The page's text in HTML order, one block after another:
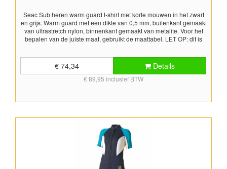
Seac Sub heren warm guard t-shirt met korte mouwen in het zwart
en grijs. Warm guard met een dikte van 0,5 mm, buitenkant gemaakt
van ultrastretch nylon, binnenkant gemaakt van metalite. Voor het
bepalen van de juiste maat, gebruikt de maattabel. LET OP: dit is
€ 74,34 Details
€ 89,95 inclusief BTW